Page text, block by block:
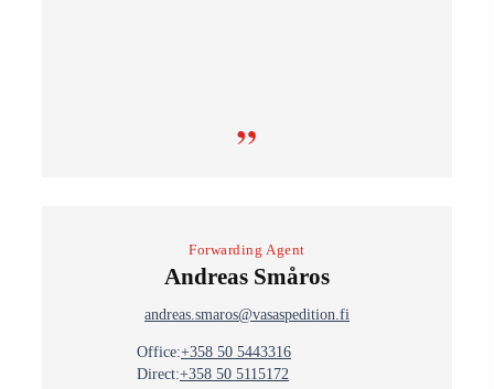
”
Forwarding Agent
Andreas Småros
andreas.smaros@vasaspedition.fi
Office:+358 50 5443316
Direct:+358 50 5115172